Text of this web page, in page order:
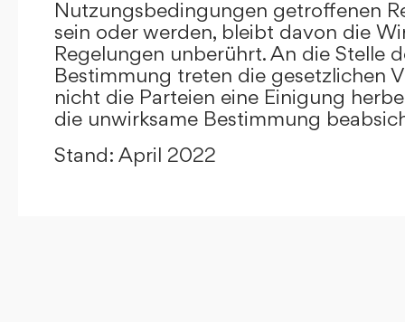
Nutzungsbedingungen getroffenen
sein oder werden, bleibt davon die
Regelungen unberührt. An die Stelle
Bestimmung treten die gesetzlichen
nicht die Parteien eine Einigung
die unwirksame Bestimmung
Stand: April 2022